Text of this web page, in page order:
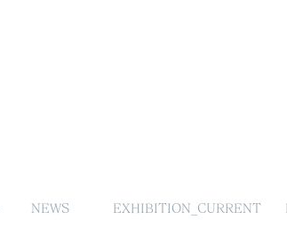
NEWS EXHIBITION_CURRENT